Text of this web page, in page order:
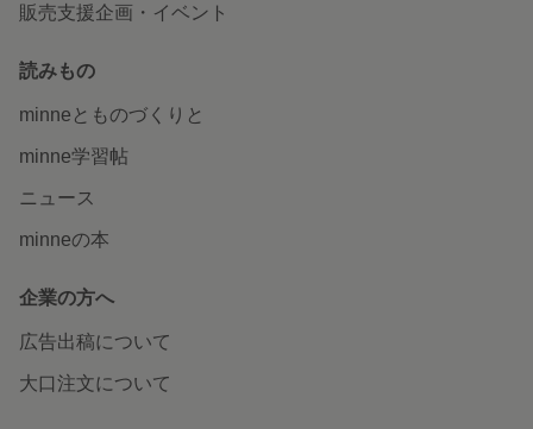
販売支援企画・イベント
読みもの
minneとものづくりと
minne学習帖
ニュース
minneの本
企業の方へ
広告出稿について
大口注文について